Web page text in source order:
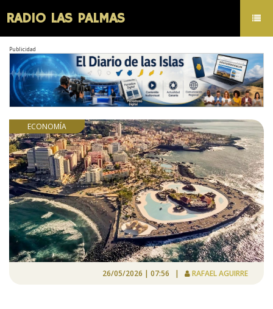
RADIO LAS PALMAS
Publicidad
ECONOMÍA
26/05/2026 | 07:56 | RAFAEL AGUIRRE